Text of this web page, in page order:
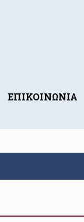
ΕΠΙΚΟΙΝΩΝΙΑ